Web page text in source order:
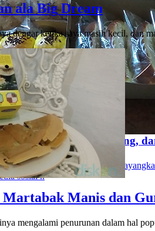
Roti Sisir, Bolen Pisang,
makanan memang sudah tak
sosial ..
ala Big Dream
dengar ketika saya masih kecil, dan
Manis dan
mengalami penurunan dalam hal